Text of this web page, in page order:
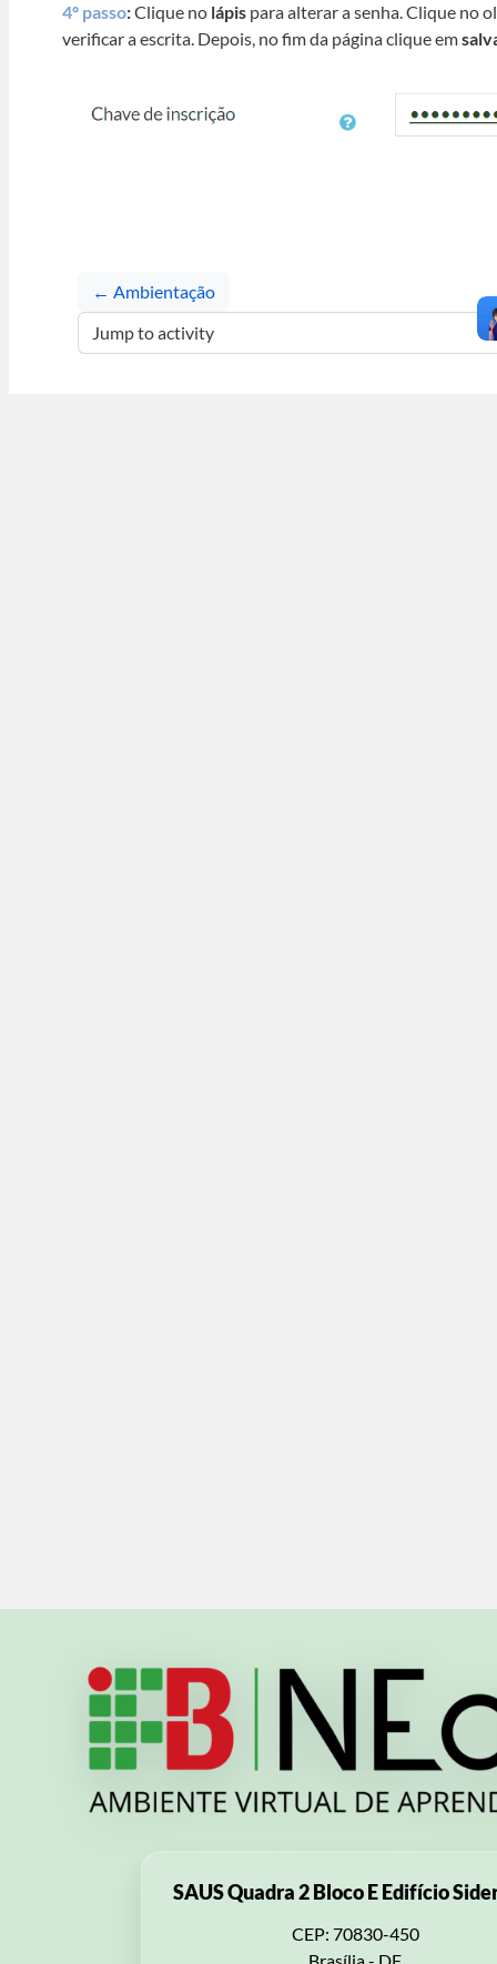
4º passo:Clique no lápis para alterar a senha. Clique no
verificar a escrita. Depois, no fim da página clique em
← Ambientação
Jump to activity
SAUS Quadra 2 Bloco E Edifício
CEP: 70830-450